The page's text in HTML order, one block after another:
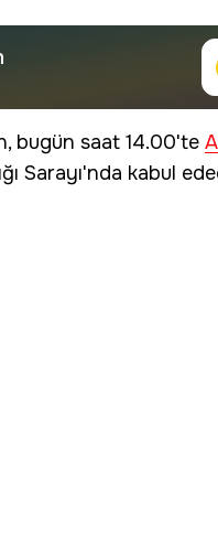
bugün saat 14.00'te
Sarayı'nda kabul